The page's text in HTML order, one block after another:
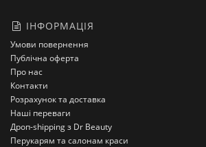
ІНФОРМАЦІЯ
Умови повернення
Публічна оферта
Про нас
Контакти
Розрахунок та доставка
Наші переваги
Дроп-shipping з Dr Beauty
Перукарям та салонам краси